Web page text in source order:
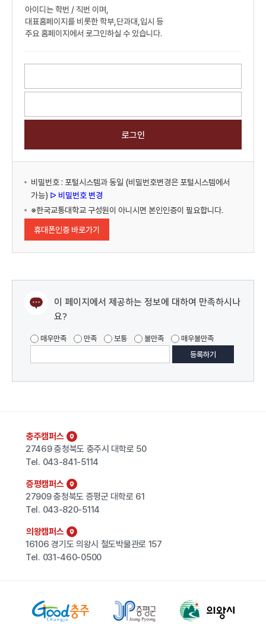
아이디는 학번 / 직번 이며,
대표홈페이지를 비롯한 학부,단과대,입시 등
주요 홈페이지에서 로그인하실 수 있습니다.
비밀번호 : 포털시스템과 동일 (비밀번호변경은 포털시스템에서
가능) ᐅ 비밀번호 변경
※한국교통대학교 구성원이 아니시면 본인인증이 필요합니다.
휴대폰인증 바로가기
이 페이지에서 제공하는 정보에 대하여 만족하시나
요?
매우만족 만족 보통 불만족 매우불만족
충주캠퍼스
27469 충청북도 충주시 대학로 50
Tel. 043-841-5114
증평캠퍼스
27909 충청북도 증평군 대학로 61
Tel. 043-820-5114
의왕캠퍼스
16106 경기도 의왕시 철도박물관로 157
Tel. 031-460-0500